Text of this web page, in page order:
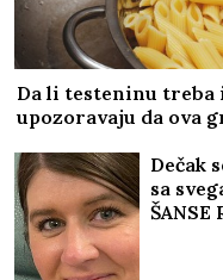
Da li testeninu
upozoravaju da ova